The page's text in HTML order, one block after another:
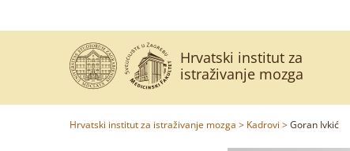
Hrvatski institut za
istraživanje mozga
Hrvatski institut za istraživanje mozga > Kadrovi >Goran Ivkić